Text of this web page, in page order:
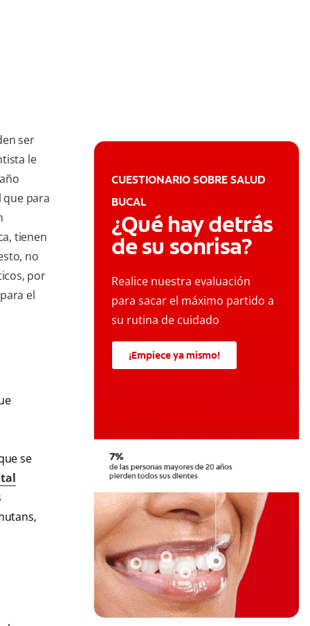
ser
le
para
tienen
no
por
el
se
CUESTIONARIO SOBRE SALUD
BUCAL
¿Qué hay detrás
de su sonrisa?
Realice nuestra evaluación
para sacar el máximo partido a
su rutina de cuidado
¡Empiece ya mismo!